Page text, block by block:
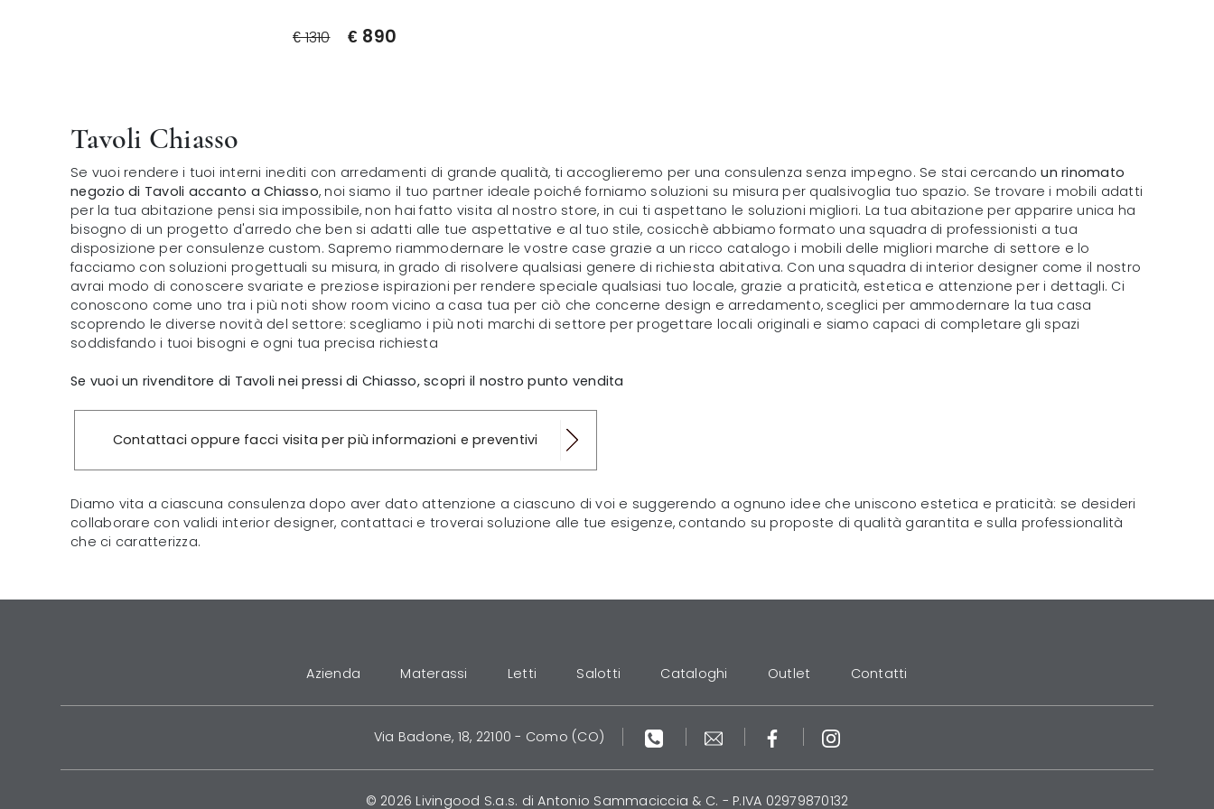
€ 1310 € 890
Tavoli Chiasso
Se vuoi rendere i tuoi interni inediti con arredamenti di grande qualità, ti accoglieremo per una consulenza senza impegno. Se stai cercandoun rinomato
negozio di Tavoli accanto a Chiasso, noi siamo il tuo partner ideale poiché forniamo soluzioni su misura per qualsivoglia tuo spazio. Se trovare i mobili adatti
per la tua abitazione pensi sia impossibile, non hai fatto visita al nostro store, in cui ti aspettano le soluzioni migliori. La tua abitazione per apparire unica ha
bisogno di un progetto d'arredo che ben si adatti alle tue aspettative e al tuo stile, cosicchè abbiamo formato una squadra di professionisti a tua
disposizione per consulenze custom. Sapremo riammodernare le vostre case grazie a un ricco catalogo i mobili delle migliori marche di settore e lo
facciamo con soluzioni progettuali su misura, in grado di risolvere qualsiasi genere di richiesta abitativa. Con una squadra di interior designer come il nostro
avrai modo di conoscere svariate e preziose ispirazioni per rendere speciale qualsiasi tuo locale, grazie a praticità, estetica e attenzione per i dettagli. Ci
conoscono come uno tra i più noti show room vicino a casa tua per ciò che concerne design e arredamento, sceglici per ammodernare la tua casa
scoprendo le diverse novità del settore: scegliamo i più noti marchi di settore per progettare locali originali e siamo capaci di completare gli spazi
soddisfando i tuoi bisogni e ogni tua precisa richiesta
Se vuoi un rivenditore di Tavoli nei pressi di Chiasso, scopri il nostro punto vendita
Contattaci oppure facci visita per più informazioni e preventivi
Diamo vita a ciascuna consulenza dopo aver dato attenzione a ciascuno di voi e suggerendo a ognuno idee che uniscono estetica e praticità: se desideri
collaborare con validi interior designer, contattaci e troverai soluzione alle tue esigenze, contando su proposte di qualità garantita e sulla professionalità
che ci caratterizza.
Azienda Materassi Letti Salotti Cataloghi Outlet Contatti
Via Badone, 18, 22100 - Como (CO)
© 2026 Livingood S.a.s. di Antonio Sammaciccia & C. - P.IVA 02979870132